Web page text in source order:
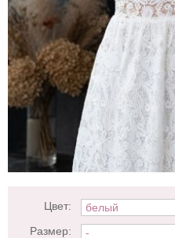
Цвет:
Размер: